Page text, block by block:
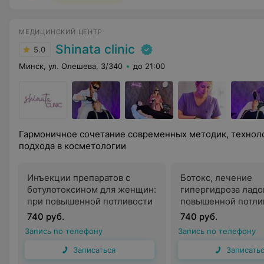
МЕДИЦИНСКИЙ ЦЕНТР
5.0 Shinata clinic
Минск, ул. Олешева, 3/340 до 21:00
Гармоничное сочетание современных методик,
подхода в косметологии
Инъекции препаратов с
ботулотоксином для женщин:
при повышенной потливости
740 руб.
Запись по телефону
Записаться
Ботокс, лечение
гипергидроза
повышенной
740 руб.
Запись по телефону